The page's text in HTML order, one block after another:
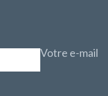
Votre e-mail